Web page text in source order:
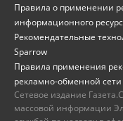
Правила о применении
информационного
Рекомендательные
Sparrow
Правила применения
рекламно-обменной
Сетевое издание
массовой информации